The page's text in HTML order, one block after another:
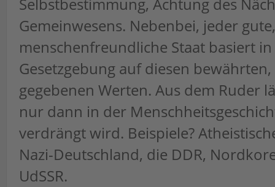
Selbstbestimmung, Achtung des
Gemeinwesens. Nebenbei, jeder gute,
menschenfreundliche Staat basiert
Gesetzgebung auf diesen
gegebenen Werten. Aus dem Ruder
nur dann in der
verdrängt wird. Beispiele?
Nazi-Deutschland, die DDR,
UdSSR.